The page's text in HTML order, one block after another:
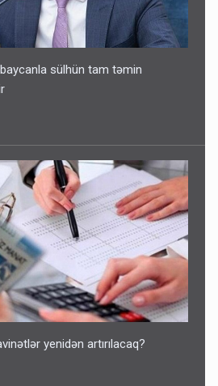
sülhün tam təmin
yenidən artırılacaq?